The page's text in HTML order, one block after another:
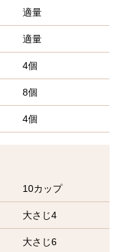
適量
適量
4個
8個
4個
10カップ
大さじ4
大さじ6